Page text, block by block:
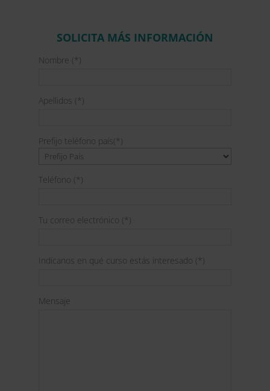
2.800,00$.700,00$.
SOLICITA MÁS INFORMACIÓN
Nombre (*)
Apellidos (*)
Prefijo teléfono país(*)
Teléfono (*)
Tu correo electrónico (*)
Indícanos en qué curso estás interesado (*)
Mensaje